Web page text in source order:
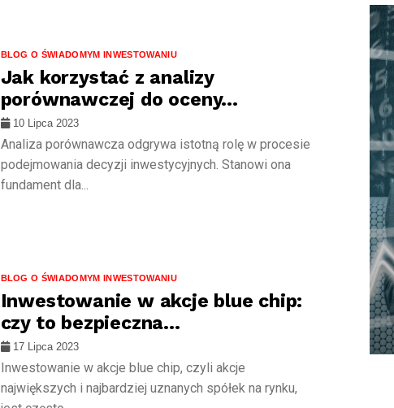
BLOG O ŚWIADOMYM INWESTOWANIU
Jak korzystać z analizy
porównawczej do oceny...
10 Lipca 2023
Analiza porównawcza odgrywa istotną rolę w procesie
podejmowania decyzji inwestycyjnych. Stanowi ona
fundament dla...
BLOG O ŚWIADOMYM INWESTOWANIU
Inwestowanie w akcje blue chip:
czy to bezpieczna...
17 Lipca 2023
Inwestowanie w akcje blue chip, czyli akcje
największych i najbardziej uznanych spółek na rynku,
Dlaczego warto
inwestować w sektor...
26 Czerwca 2023